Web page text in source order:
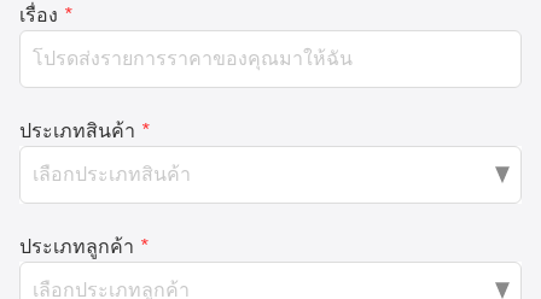
เรื่อง *
ประเภทสินค้า *
ประเภทลูกค้า *